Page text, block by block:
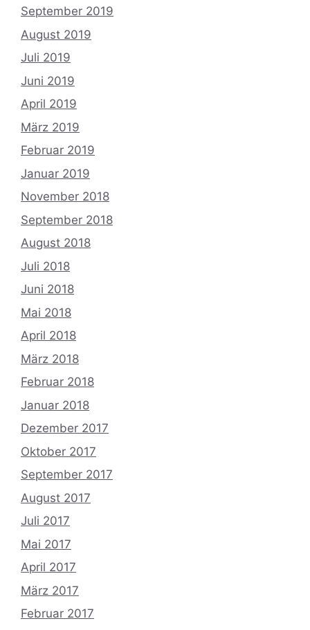
September 2019
August 2019
Juli 2019
Juni 2019
April 2019
März 2019
Februar 2019
Januar 2019
November 2018
September 2018
August 2018
Juli 2018
Juni 2018
Mai 2018
April 2018
März 2018
Februar 2018
Januar 2018
Dezember 2017
Oktober 2017
September 2017
August 2017
Juli 2017
Mai 2017
April 2017
März 2017
Februar 2017